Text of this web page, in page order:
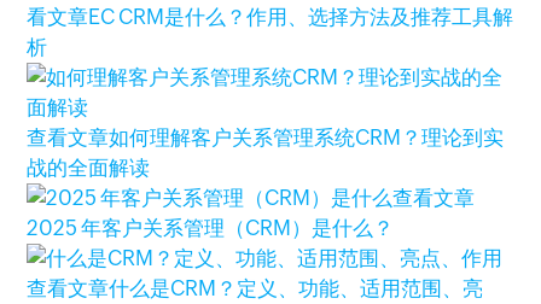
看文章EC CRM是什么？作用、选择方法及推荐工具解
析
查看文章如何理解客户关系管理系统CRM？理论到实
战的全面解读
查看文章
2025 年客户关系管理（CRM）是什么？
查看文章什么是CRM？定义、功能、适用范围、亮